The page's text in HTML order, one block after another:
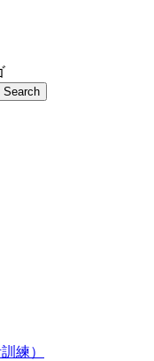
Search
練）